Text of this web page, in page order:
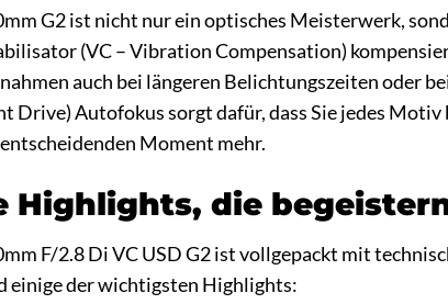
G2 ist nicht nur ein optisches Meisterwerk,
(VC – Vibration Compensation)
auch bei längeren Belichtungszeiten oder
Drive) Autofokus sorgt dafür, dass Sie jedes
Moment mehr.
Highlights, die
F/2.8 Di VC USD G2 ist vollgepackt mit
einige der wichtigsten Highlights: